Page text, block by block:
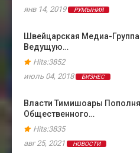
янв 14, 2019
РУМЫНИЯ
Швейцарская Медиа-
Ведущую…
Hits:3852
июль 04, 2018
БИЗНЕС
Власти Тимишоары
Общественного…
Hits:3835
авг 25, 2021
НОВОСТИ